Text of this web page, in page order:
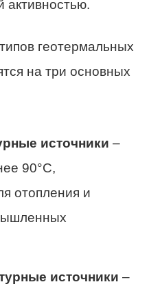
активностью.
геотермальных
на три основных
источники –
90°C,
отопления и
источники –